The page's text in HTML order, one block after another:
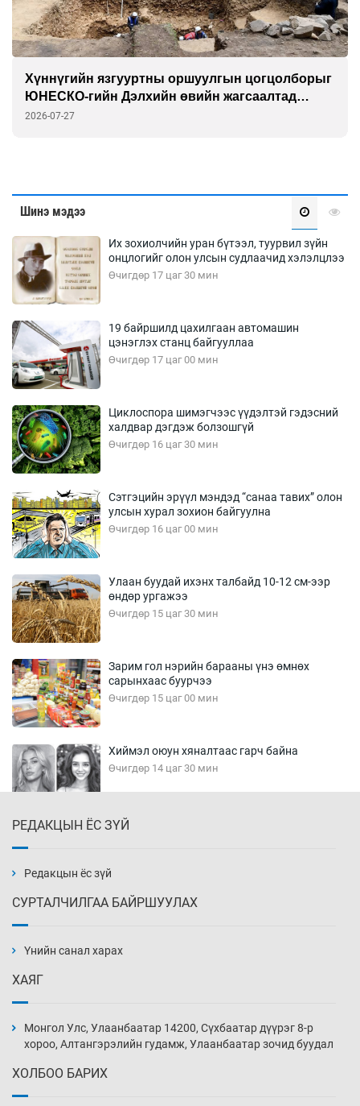
“Найртай сайхан” уран бүтээлийн үзэсгэлэнд
саатаарай
2026-07-24
Шинэ мэдээ
Их зохиолчийн уран бүтээл, туурвил зүйн
онцлогийг олон улсын судлаачид хэлэлцлээ
Өчигдөр 17 цаг 30 мин
19 байршилд цахилгаан автомашин
цэнэглэх станц байгууллаа
Өчигдөр 17 цаг 00 мин
Циклоспора шимэгчээс үүдэлтэй гэдэсний
халдвар дэгдэж болзошгүй
Өчигдөр 16 цаг 30 мин
Сэтгэцийн эрүүл мэндэд “санаа тавих” олон
улсын хурал зохион байгуулна
Өчигдөр 16 цаг 00 мин
Улаан буудай ихэнх талбайд 10-12 см-ээр
өндөр ургажээ
Өчигдөр 15 цаг 30 мин
Зарим гол нэрийн барааны үнэ өмнөх
сарынхаас буурчээ
Өчигдөр 15 цаг 00 мин
Хиймэл оюун хяналтаас гарч байна
Өчигдөр 14 цаг 30 мин
Өчигдөр 14 цаг 00 мин
нэмэгджээ
Өчигдөр 13 цаг 30 мин
РЕДАКЦЫН ЁС ЗҮЙ
Редакцын ёс зүй
СУРТАЛЧИЛГАА БАЙРШУУЛАХ
Үнийн санал харах
ХАЯГ
Монгол Улс, Улаанбаатар 14200, Сүхбаатар дүүрэг 8-р
хороо, Алтангэрэлийн гудамж, Улаанбаатар зочид буудал
ХОЛБОО БАРИХ